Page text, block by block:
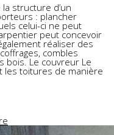
structure d’un
: plancher
celui-ci ne peut
peut concevoir
réaliser des
combles
bois. Le couvreur Le
les toitures de manière